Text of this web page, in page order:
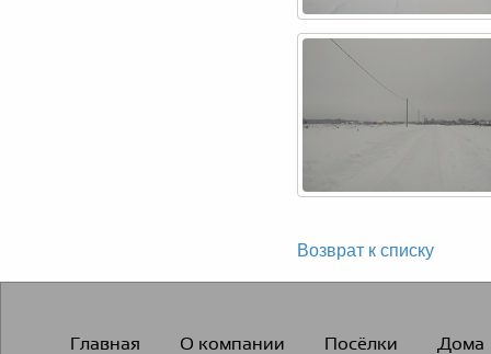
Возврат к списку
Главная О компании Посёлки
Дома